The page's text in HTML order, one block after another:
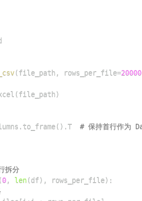
(file_path , rows_per_file=20000
(file_path)
. to_frame( ) .T # 保持首行作为
拆分
0, len(df) , rows_per_file) :